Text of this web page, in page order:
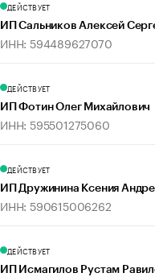
ДЕЙСТВУЕТ
ИП Сальников Алексей
ИНН: 594489627070
ДЕЙСТВУЕТ
ИП Фотин Олег Михайлович
ИНН: 595501275060
ДЕЙСТВУЕТ
ИП Дружинина Ксения
ИНН: 590615006262
ДЕЙСТВУЕТ
ИП Исмагилов Рустам